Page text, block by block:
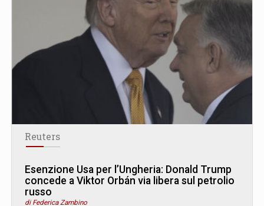
Reuters
Esenzione Usa per l’Ungheria: Donald Trump
concede a Viktor Orbán via libera sul petrolio
russo
di Federica Zambino